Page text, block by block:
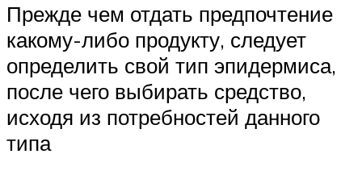
Прежде чем отдать предпочтение
какому-либо продукту, следует
определить свой тип эпидермиса,
после чего выбирать средство,
исходя из потребностей данного
типа